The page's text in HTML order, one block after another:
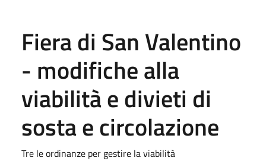
Fiera di San Valentino
- modifiche alla
viabilità e divieti di
sosta e circolazione
Tre le ordinanze per gestire la viabilità